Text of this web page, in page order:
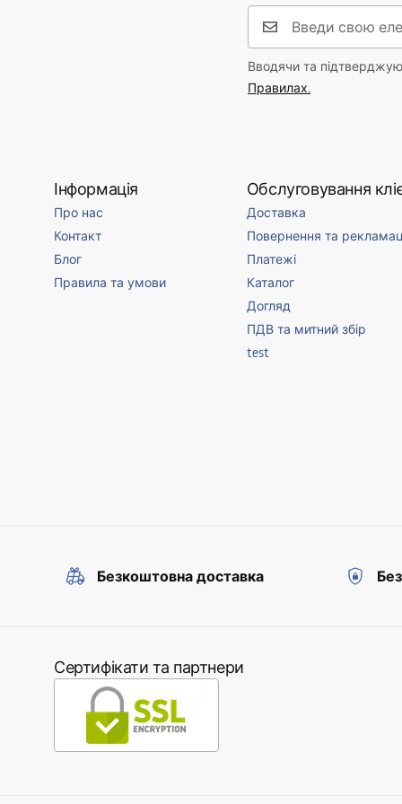
Вводячи та
Правилах.
Інформація
Про нас
Контакт
Блог
Правила та умови
Обслуговування
Доставка
Повернення та
Платежі
Каталог
Догляд
ПДВ та митний збір
test
Безкоштовна доставка
Сертифікати та партнери